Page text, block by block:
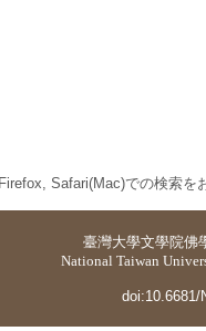
Safari(Mac)での検索を
臺灣大學文學院佛
National Taiwan
doi:10.6681/